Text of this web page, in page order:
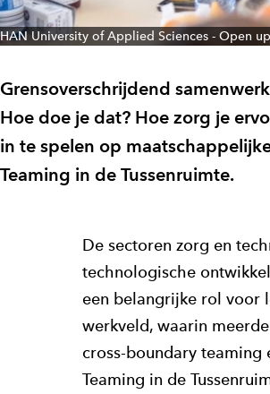
HAN University of Applied Sciences - Open
Grensoverschrijdend
Hoe doe je dat? Hoe zorg je
in te spelen op
Teaming in de Tussenruimte.
De sectoren zorg en
technologische
een belangrijke rol voor
werkveld, waarin
cross-boundary teaming
Teaming in de